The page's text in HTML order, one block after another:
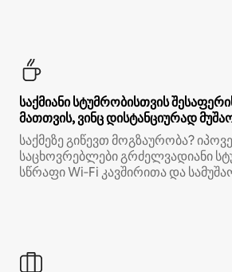
საქმიანი სტუმრობისთვის
მათთვის, ვინც დისტანციურად
საქმეზე გიწევთ მოგზაურობა?
საცხოვრებლები გრძელვადიანი
სწრაფი Wi‑Fi კავშირითა და